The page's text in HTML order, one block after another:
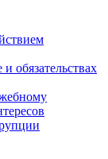
обязательствах